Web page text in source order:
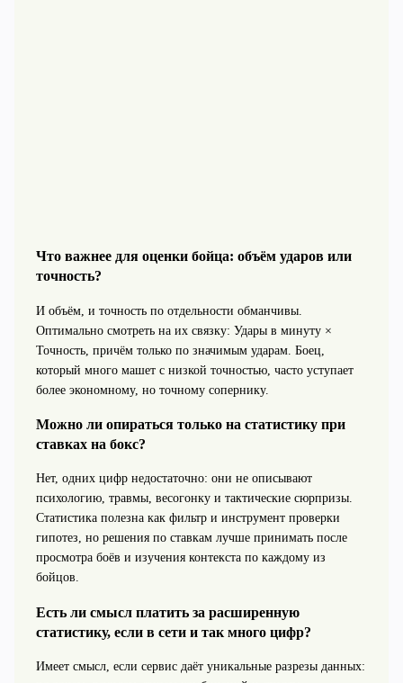
Что важнее для оценки бойца: объём ударов или
точность?
И объём, и точность по отдельности обманчивы.
Оптимально смотреть на их связку: Удары в минуту ×
Точность, причём только по значимым ударам. Боец,
который много машет с низкой точностью, часто уступает
более экономному, но точному сопернику.
Можно ли опираться только на статистику при
ставках на бокс?
Нет, одних цифр недостаточно: они не описывают
психологию, травмы, весогонку и тактические сюрпризы.
Статистика полезна как фильтр и инструмент проверки
гипотез, но решения по ставкам лучше принимать после
просмотра боёв и изучения контекста по каждому из
бойцов.
Есть ли смысл платить за расширенную
статистику, если в сети и так много цифр?
Имеет смысл, если сервис даёт уникальные разрезы данных: